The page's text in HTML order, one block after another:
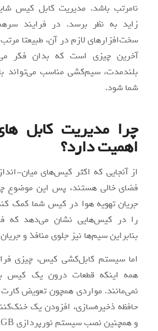
نامرتب باشد. مدیریت کابل کیس
زاید به نظر برسد. در فرایند
سخت‌افزارهای لازم در آن، طبیعتا
آخرین چیزی است که بدان فکر
بلندمدت، سیم‌کشی مناسب می‌تواند
شما شود.
چرا مدیریت کابل
اهمیت دارد؟
از آنجایی که اکثر کیس‌های میان-
فضای خالی هستند، پس این موضوع
جریان تهویه هوا در کیس شما کمک
را در کیس‌هایی نشان می‌دهد که
بنابراین سیم‌ها نیز جلوی منافذ و
اما سیستم کابل‌کشی کیس، چیزی
همه اینکه قطعات درون یک کیس
حافظه ذخیره‌سازی، افزودن یک
و همچنین نصب سیستم نورپردازی RGB را باید در نظر داشت.